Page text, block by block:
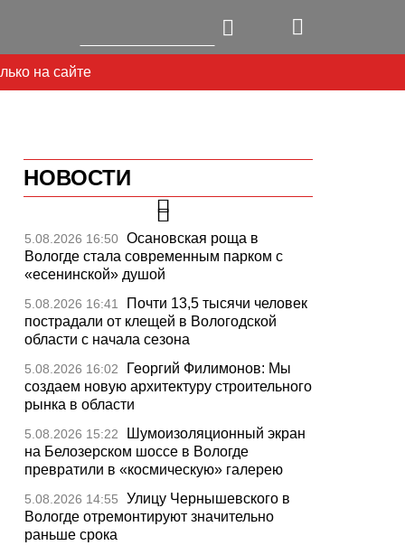
на сайте
НОВОСТИ
5.08.2026 16:50 Осановская роща в
Вологде стала современным парком с
«есенинской» душой
5.08.2026 16:41
Почти 13,5 тысячи человек
пострадали от клещей в Вологодской
области с начала сезона
5.08.2026 16:02
Георгий Филимонов: Мы
создаем новую архитектуру строительного
рынка в области
5.08.2026 15:22
Шумоизоляционный экран
на Белозерском шоссе в Вологде
превратили в «космическую» галерею
5.08.2026 14:55
Улицу Чернышевского в
Вологде отремонтируют значительно
раньше срока